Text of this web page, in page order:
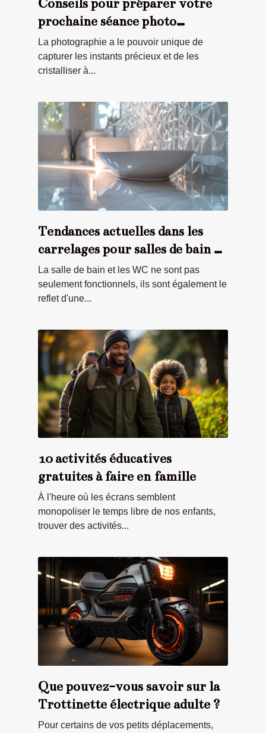
prochaine séance photo
familiale
La photographie a le pouvoir unique de
capturer les instants précieux et de les
cristalliser à...
Tendances actuelles dans les
carrelages pour salles de bain et
WC
La salle de bain et les WC ne sont pas
seulement fonctionnels, ils sont également le
reflet d'une...
10 activités éducatives
gratuites à faire en famille
À l'heure où les écrans semblent
monopoliser le temps libre de nos enfants,
trouver des activités...
Que pouvez-vous savoir sur la
Trottinette électrique adulte ?
Pour certains de vos petits déplacements,